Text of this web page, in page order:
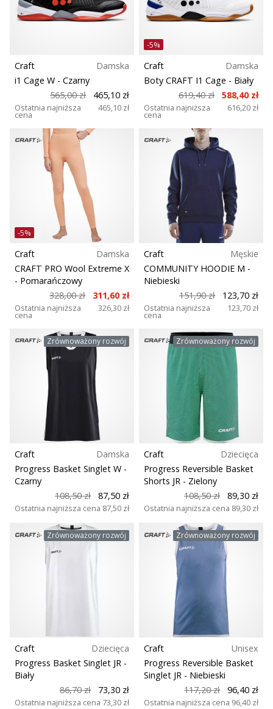
nowe
buty
ręcznej
PUMA
Accelerate
NITRO
SQD
Odkryj
innowacje
techniczne
przekonaj
czy
warto…
25. 11. 2024
2 min. czytanie
ambasadorem
Weplayhandball
maniakiem
ręcznej
jak
my?
Dołącz
nas
ambasador
Weplayhandball
Rozmiar
Wsparcie dla biustonosza
Kolekcja
Komfort i amortyzacja
Dyscyplina
Drop (mm)
Krój
Funkcja
Model
Plac zabaw
Pozycja
Szerokość buta
Zrównoważone
Nawierzchnia
Rodzaje butów
Craft
Damska
i1 Cage W - Czarny
565,00 zł
465,10 zł
Ostatnia najniższa
cena
465,10 zł
-5%
Craft
Damska
Boty CRAFT I1 Cage - Biały
619,40 zł
588,40 zł
Ostatnia najniższa
cena
616,20 zł
-5%
Craft
Damska
CRAFT PRO Wool Extreme X
- Pomarańczowy
328,00 zł
311,60 zł
Ostatnia najniższa
cena
326,30 zł
Craft
Męskie
COMMUNITY HOODIE M -
Niebieski
151,90 zł
123,70 zł
Ostatnia najniższa
cena
123,70 zł
Zrównoważony rozwój
Craft
Damska
Progress Basket Singlet W -
Czarny
108,50 zł
87,50 zł
Ostatnia najniższa cena 87,50 zł
Zrównoważony rozwój
Craft
Dziecięca
Progress Reversible Basket
Shorts JR - Zielony
108,50 zł
89,30 zł
Ostatnia najniższa cena 89,30 zł
Zrównoważony rozwój
Craft
Dziecięca
Progress Basket Singlet JR -
Biały
86,70 zł
73,30 zł
Ostatnia najniższa cena 73,30 zł
Zrównoważony rozwój
Craft
Unisex
Progress Reversible Basket
Singlet JR - Niebieski
117,20 zł
96,40 zł
Ostatnia najniższa cena 96,40 zł